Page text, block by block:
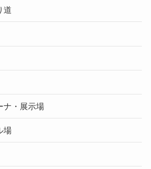
道
ナ・展示場
場